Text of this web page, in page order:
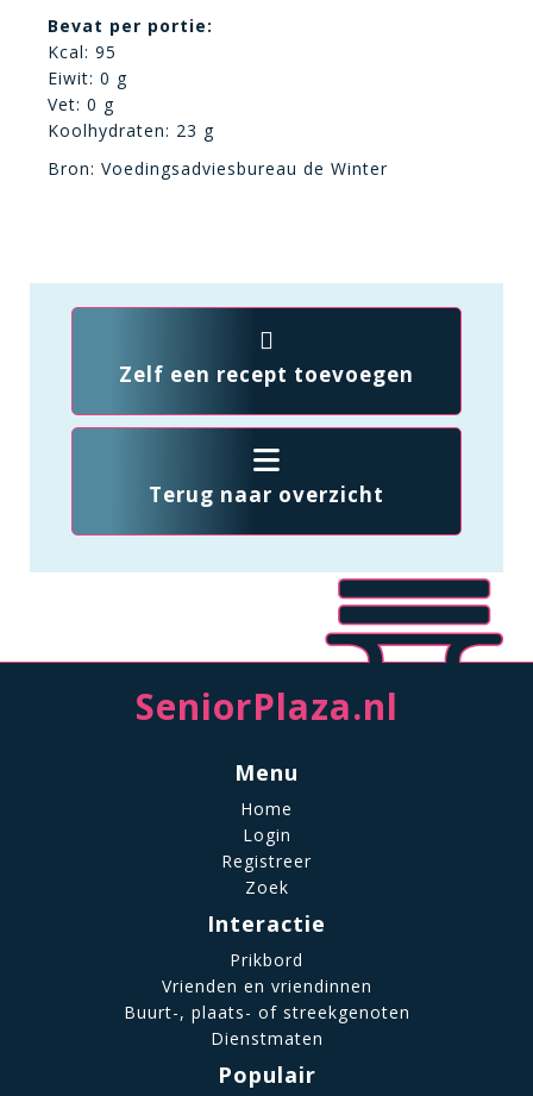
Bevat per portie:
Kcal: 95
Eiwit: 0 g
Vet: 0 g
Koolhydraten: 23 g
Bron: Voedingsadviesbureau de Winter
Zelf een recept toevoegen
Terug naar overzicht
SeniorPlaza.nl
Menu
Home
Login
Registreer
Zoek
Interactie
Prikbord
Vrienden en vriendinnen
Buurt-, plaats- of streekgenoten
Dienstmaten
Populair